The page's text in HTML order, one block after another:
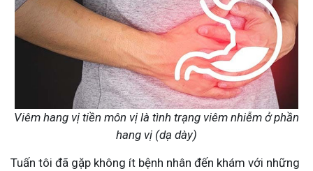
Viêm hang vị tiền môn vị là tình trạng viêm nhiễm ở phần
hang vị (dạ dày)
Tuấn tôi đã gặp không ít bệnh nhân đến khám với những